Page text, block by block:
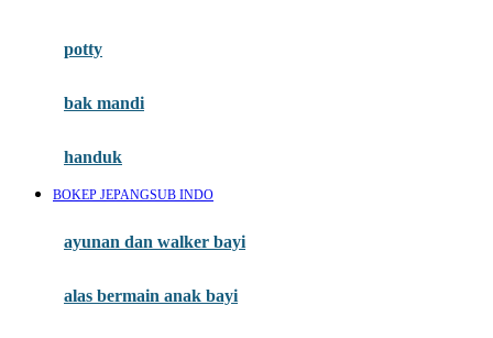
Moby
My Buddy Tag
My K
potty
bak mandi
handuk
BOKEP JEPANGSUB INDO
ayunan dan walker bayi
alas bermain anak bayi